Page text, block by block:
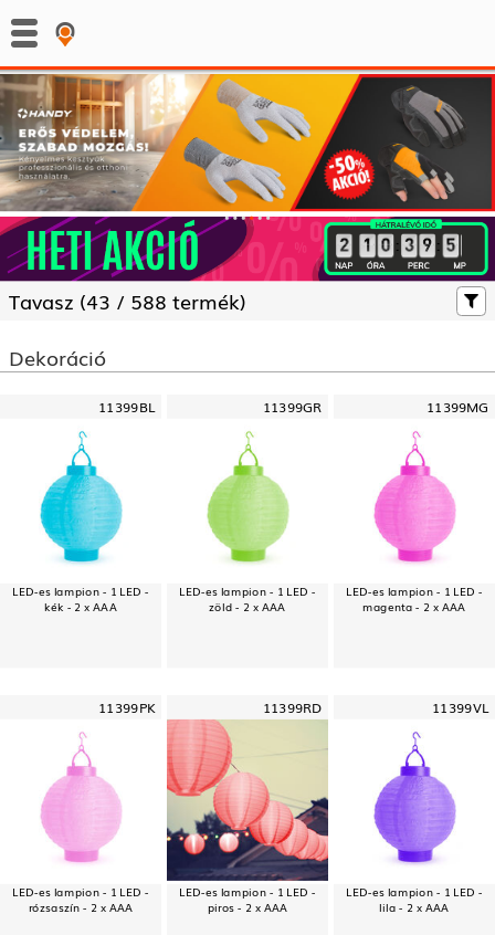
: :
Tavasz (43 / 588 termék)
Dekoráció
11399BL
LED-es lampion - 1 LED -
kék - 2 x AAA
11399GR
LED-es lampion - 1 LED -
zöld - 2 x AAA
11399MG
LED-es lampion - 1 LED -
magenta - 2 x AAA
11399PK
LED-es lampion - 1 LED -
rózsaszín - 2 x AAA
11399RD
LED-es lampion - 1 LED -
piros - 2 x AAA
11399VL
LED-es lampion - 1 LED -
lila - 2 x AAA